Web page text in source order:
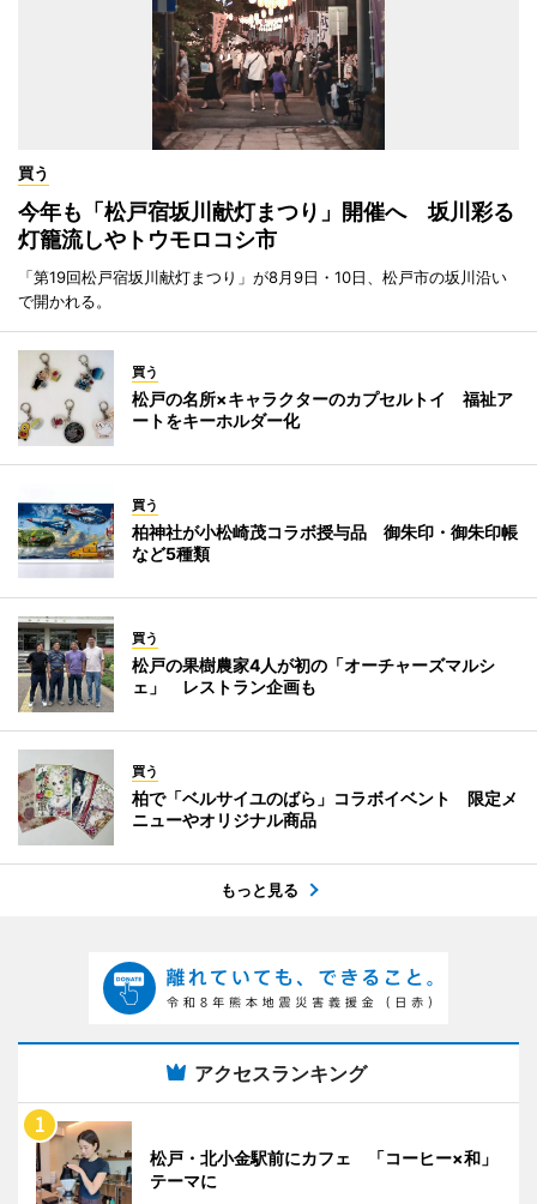
買う
今年も「松戸宿坂川献灯まつり」開催へ 坂川彩る
灯籠流しやトウモロコシ市
「第19回松戸宿坂川献灯まつり」が8月9日・10日、松戸市の坂川沿い
で開かれる。
買う
松戸の名所×キャラクターのカプセルトイ 福祉ア
ートをキーホルダー化
買う
柏神社が小松崎茂コラボ授与品 御朱印・御朱印帳
など5種類
買う
松戸の果樹農家4人が初の「オーチャーズマルシ
ェ」 レストラン企画も
買う
柏で「ベルサイユのばら」コラボイベント 限定メ
ニューやオリジナル商品
もっと見る
アクセスランキング
松戸・北小金駅前にカフェ 「コーヒー×和」
テーマに